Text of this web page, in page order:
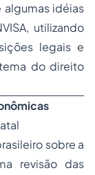
algumas idéias
utilizando
legais e
do direito
sobre a
revisão das